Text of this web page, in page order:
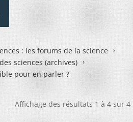
: les forums de la science
sciences (archives)
pour en parler ?
Affichage des résultats 1 à 4 sur 4